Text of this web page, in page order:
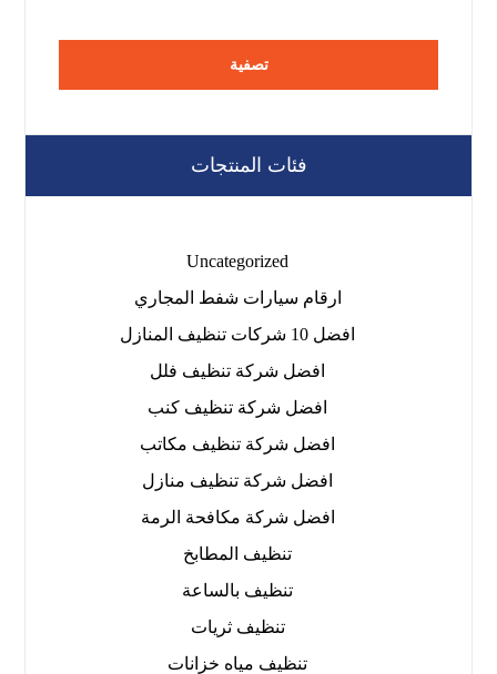
تصفية
فئات المنتجات
Uncategorized
ارقام سيارات شفط المجاري
افضل 10 شركات تنظيف المنازل
افضل شركة تنظيف فلل
افضل شركة تنظيف كنب
افضل شركة تنظيف مكاتب
افضل شركة تنظيف منازل
افضل شركة مكافحة الرمة
تنظيف المطابخ
تنظيف بالساعة
تنظيف ثريات
تنظيف مياه خزانات